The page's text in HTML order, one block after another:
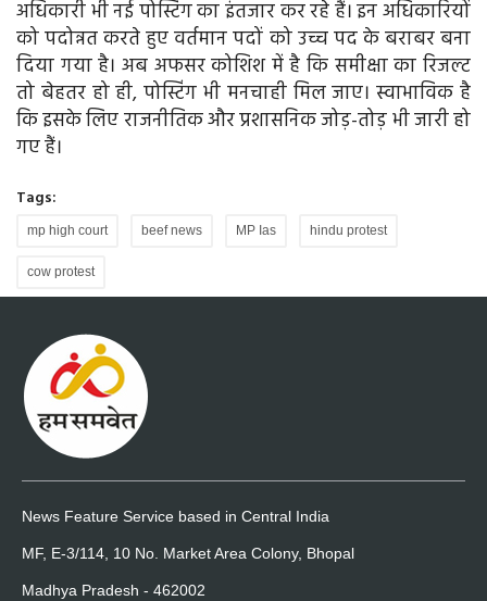
अधिकारी भी नई पोस्टिंग का इंतजार कर रहे हैं। इन अधिकारियों
को पदोन्नत करते हुए वर्तमान पदों को उच्च पद के बराबर बना
दिया गया है। अब अफसर कोशिश में है कि समीक्षा का रिजल्‍ट
तो बेहतर हो ही, पोस्टिंग भी मनचाही मिल जाए। स्‍वाभाविक है
कि इसके लिए राजनीतिक और प्रशासनिक जोड़-तोड़ भी जारी हो
गए हैं।
Tags:
mp high court beef news MP Ias hindu protest
cow protest
News Feature Service based in Central India
MF, E-3/114, 10 No. Market Area Colony, Bhopal
Madhya Pradesh - 462002